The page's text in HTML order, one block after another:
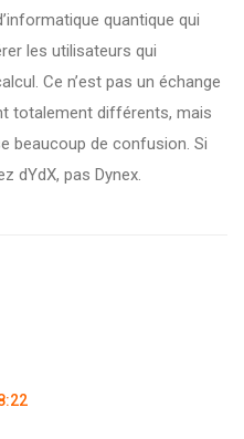
quantique qui
les utilisateurs qui
Ce n’est pas un échange
totalement différents, mais
beaucoup de confusion. Si
dYdX, pas Dynex.